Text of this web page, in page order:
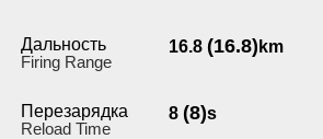
Дальность
Firing Range
16.8 (16.8) km
Перезарядка
Reload Time
8 (8)s